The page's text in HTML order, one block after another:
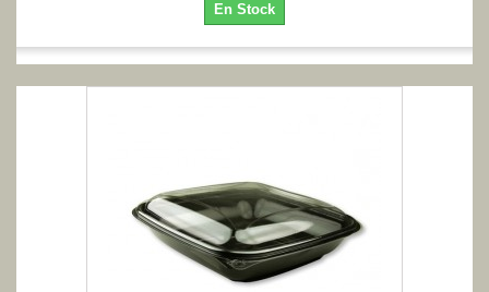
En Stock